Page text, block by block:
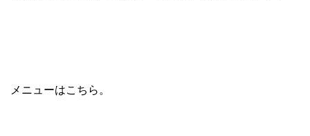
メニューはこちら。